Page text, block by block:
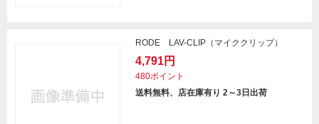
RODE LAV-CLIP（マイククリップ）
4,791円
480ポイント
送料無料、店在庫有り 2～3日出荷